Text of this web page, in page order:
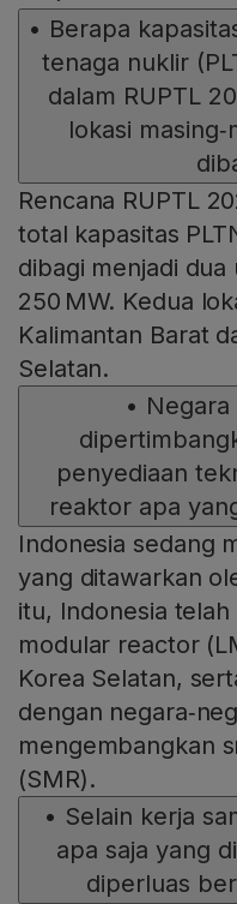
• Berapa
tenaga nuklir
dalam RUPTL
lokasi
Rencana RUPTL
total kapasitas
dibagi menjadi dua
250 MW. Kedua
Kalimantan Barat
Selatan.
• Negara
penyediaan
reaktor apa
Indonesia sedang
yang ditawarkan
itu, Indonesia
modular reactor
Korea Selatan,
dengan
mengembangkan
(SMR).
• Selain kerja
apa saja yang
diperluas